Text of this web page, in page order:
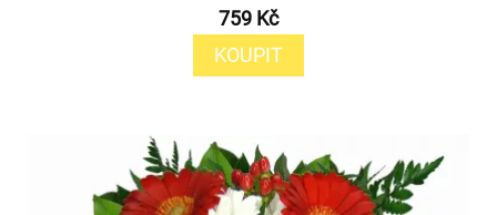
759 Kč
KOUPIT